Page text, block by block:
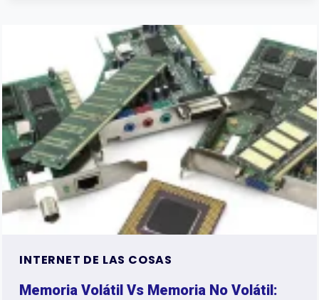
INFORMÁTICA:
EJEMPLOS
APLICACIONES
INTERNET DE LAS COSAS
Memoria Volátil Vs Memoria No Volátil: